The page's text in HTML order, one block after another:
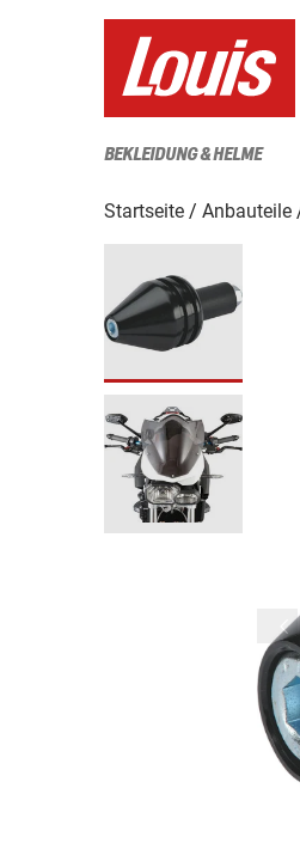
BEKLEIDUNG & HELME
Startseite Anbauteile